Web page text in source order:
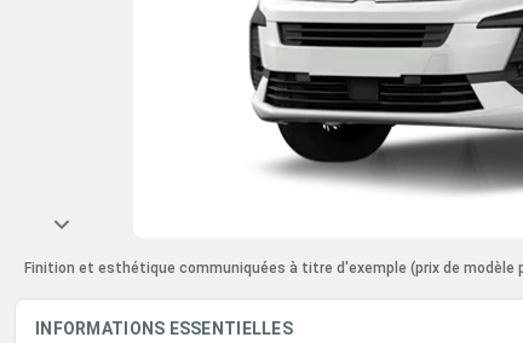
Finition et esthétique communiquées à titre d'exemple (prix de modèle
INFORMATIONS ESSENTIELLES